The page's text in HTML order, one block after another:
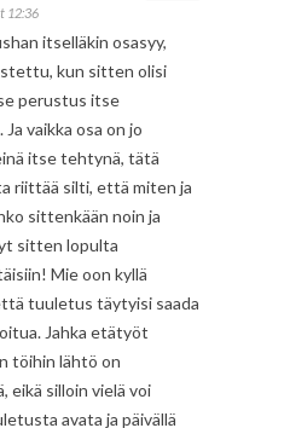
12:36
itselläkin osasyy,
kun sitten olisi
perustus itse
vaikka osa on jo
itse tehtynä, tätä
riittää silti, että miten ja
sittenkään noin ja
sitten lopulta
Mie oon kyllä
tuuletus täytyisi saada
Jahka etätyöt
töihin lähtö on
eikä silloin vielä voi
avata ja päivällä